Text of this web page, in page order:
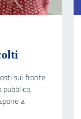
sul fronte
a